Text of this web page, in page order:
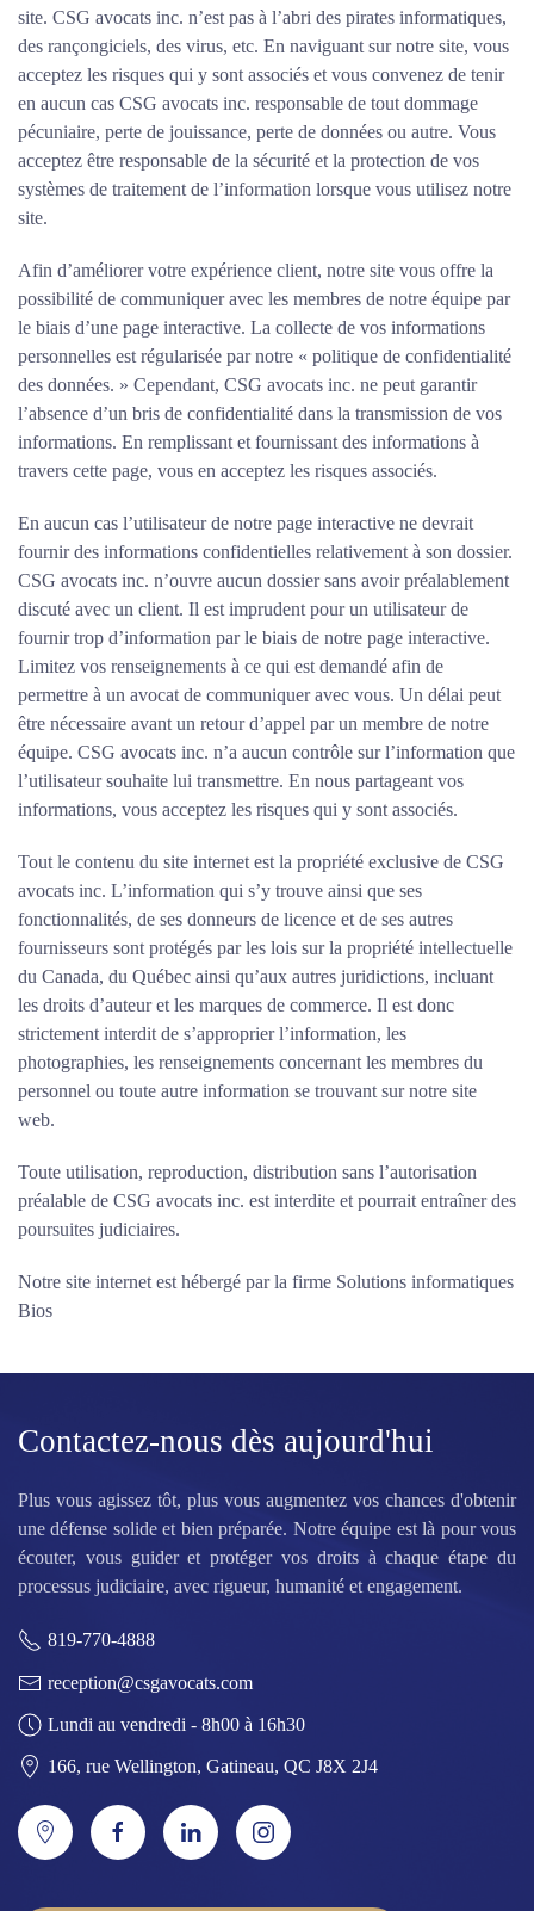
site. CSG avocats inc. n’est pas à l’abri des pirates informatiques,
des rançongiciels, des virus, etc. En naviguant sur notre site, vous
acceptez les risques qui y sont associés et vous convenez de tenir
en aucun cas CSG avocats inc. responsable de tout dommage
pécuniaire, perte de jouissance, perte de données ou autre. Vous
acceptez être responsable de la sécurité et la protection de vos
systèmes de traitement de l’information lorsque vous utilisez notre
site.
Afin d’améliorer votre expérience client, notre site vous offre la
possibilité de communiquer avec les membres de notre équipe par
le biais d’une page interactive. La collecte de vos informations
personnelles est régularisée par notre « politique de confidentialité
des données. » Cependant, CSG avocats inc. ne peut garantir
l’absence d’un bris de confidentialité dans la transmission de vos
informations. En remplissant et fournissant des informations à
travers cette page, vous en acceptez les risques associés.
En aucun cas l’utilisateur de notre page interactive ne devrait
fournir des informations confidentielles relativement à son dossier.
CSG avocats inc. n’ouvre aucun dossier sans avoir préalablement
discuté avec un client. Il est imprudent pour un utilisateur de
fournir trop d’information par le biais de notre page interactive.
Limitez vos renseignements à ce qui est demandé afin de
permettre à un avocat de communiquer avec vous. Un délai peut
être nécessaire avant un retour d’appel par un membre de notre
équipe. CSG avocats inc. n’a aucun contrôle sur l’information que
l’utilisateur souhaite lui transmettre. En nous partageant vos
informations, vous acceptez les risques qui y sont associés.
Tout le contenu du site internet est la propriété exclusive de CSG
avocats inc. L’information qui s’y trouve ainsi que ses
fonctionnalités, de ses donneurs de licence et de ses autres
fournisseurs sont protégés par les lois sur la propriété intellectuelle
du Canada, du Québec ainsi qu’aux autres juridictions, incluant
les droits d’auteur et les marques de commerce. Il est donc
strictement interdit de s’approprier l’information, les
photographies, les renseignements concernant les membres du
personnel ou toute autre information se trouvant sur notre site
web.
Toute utilisation, reproduction, distribution sans l’autorisation
préalable de CSG avocats inc. est interdite et pourrait entraîner des
poursuites judiciaires.
Notre site internet est hébergé par la firme Solutions informatiques
Bios
Contactez-nous dès aujourd'hui
Plus vous agissez tôt, plus vous augmentez vos chances d'obtenir
une défense solide et bien préparée. Notre équipe est là pour vous
écouter, vous guider et protéger vos droits à chaque étape du
processus judiciaire, avec rigueur, humanité et engagement.
819-770-4888
reception@csgavocats.com
Lundi au vendredi - 8h00 à 16h30
166, rue Wellington, Gatineau, QC J8X 2J4